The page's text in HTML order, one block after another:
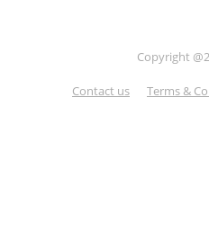
Copyright
Contact us Terms &